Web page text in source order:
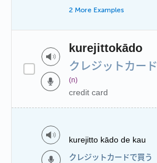
2 More Examples
kurejittokādo
クレジットカード
(n)
credit card
kurejitto kādo de kau
クレジットカードで買う